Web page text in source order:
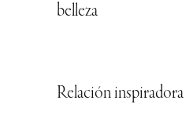
belleza
Relación inspiradora